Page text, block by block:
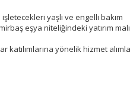
yaşlı ve engelli bakım
eşya niteliğindeki yatırım malı
yönelik hizmet